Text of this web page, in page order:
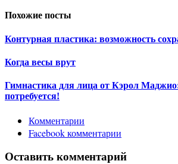
Похожие посты
Контурная пластика: возможность
Когда весы врут
Гимнастика для лица от Кэрол Маджио:
потребуется!
Комментарии
Facebook комментарии
Оставить комментарий